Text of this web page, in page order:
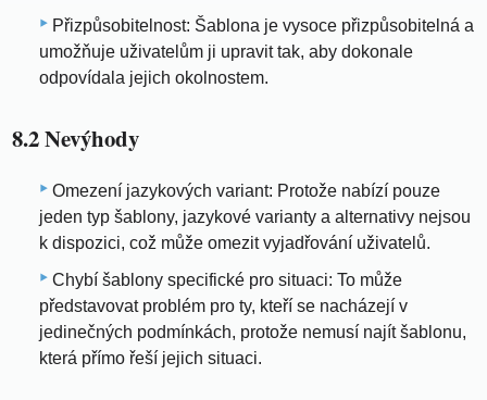
Přizpůsobitelnost: Šablona je vysoce přizpůsobitelná a
umožňuje uživatelům ji upravit tak, aby dokonale
odpovídala jejich okolnostem.
8.2 Nevýhody
Omezení jazykových variant: Protože nabízí pouze
jeden typ šablony, jazykové varianty a alternativy nejsou
k dispozici, což může omezit vyjadřování uživatelů.
Chybí šablony specifické pro situaci: To může
představovat problém pro ty, kteří se nacházejí v
jedinečných podmínkách, protože nemusí najít šablonu,
která přímo řeší jejich situaci.